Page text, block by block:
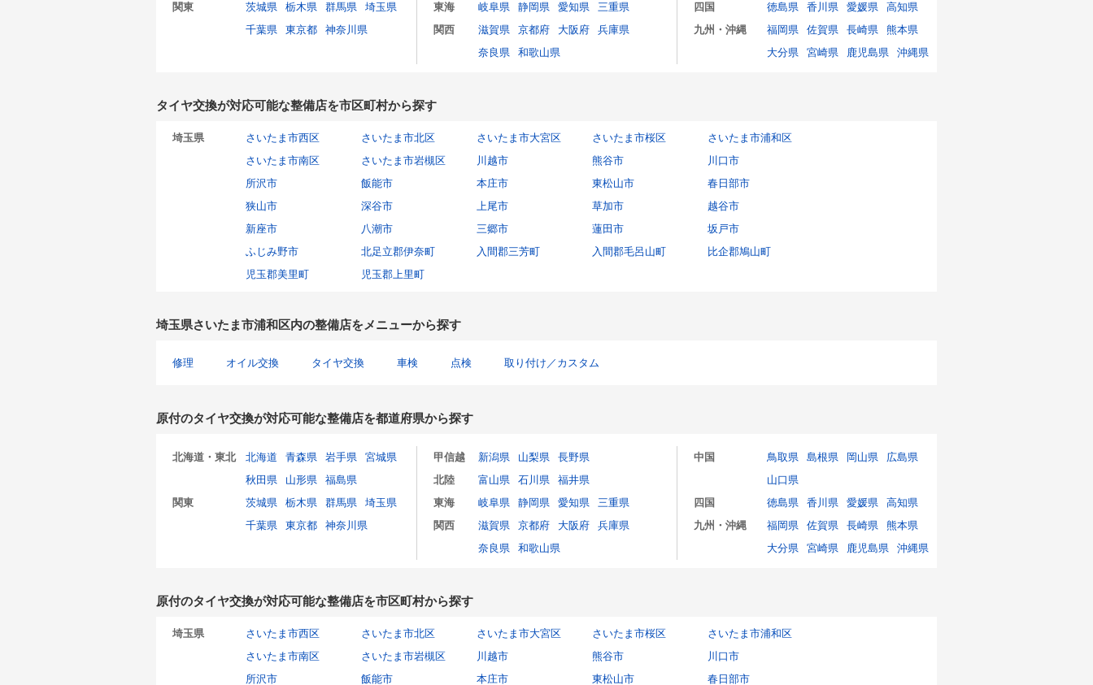
関東
茨城県 栃木県 群馬県
埼玉県
千葉県
東京都 神奈川県
東海
岐阜県 静岡県 愛知県
三重県
関西
滋賀県 京都府 大阪府
兵庫県
奈良県
和歌山県
四国
徳島県 香川県 愛媛県
高知県
九州・沖縄
福岡県 佐賀県 長崎県
熊本県
大分県
宮崎県 鹿児島県 沖縄県
タイヤ交換が対応可能な整備店を市区町村から探す
埼玉県 さいたま市西区 さいたま市北区 さいたま市大宮区 さいたま市桜区
さいたま市浦和区
さいたま市南区
さいたま市岩槻区 川越市 熊谷市
川口市
所沢市
飯能市 本庄市 東松山市
春日部市
狭山市
深谷市 上尾市 草加市
越谷市
新座市
八潮市 三郷市 蓮田市
坂戸市
ふじみ野市
北足立郡伊奈町 入間郡三芳町 入間郡毛呂山町
比企郡鳩山町
児玉郡美里町
児玉郡上里町
埼玉県さいたま市浦和区内の整備店をメニューから探す
修理 オイル交換 タイヤ交換 車検 点検 取り付け／カスタム
原付のタイヤ交換が対応可能な整備店を都道府県から探す
北海道・東北 北海道 青森県 岩手県
宮城県
秋田県
山形県
福島県
関東
茨城県 栃木県 群馬県
埼玉県
千葉県
東京都 神奈川県
甲信越 新潟県 山梨県
長野県
北陸
富山県 石川県
福井県
東海
岐阜県 静岡県 愛知県
三重県
関西
滋賀県 京都府 大阪府
兵庫県
奈良県
和歌山県
中国 鳥取県 島根県 岡山県
広島県
山口県
四国
徳島県 香川県 愛媛県
高知県
九州・沖縄
福岡県 佐賀県 長崎県
熊本県
大分県
宮崎県 鹿児島県 沖縄県
原付のタイヤ交換が対応可能な整備店を市区町村から探す
埼玉県 さいたま市西区 さいたま市北区 さいたま市大宮区 さいたま市桜区
さいたま市浦和区
さいたま市南区
さいたま市岩槻区 川越市 熊谷市
川口市
所沢市
飯能市 本庄市 東松山市 春日部市